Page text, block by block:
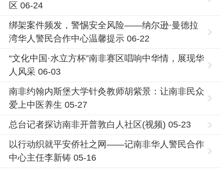
区 06-24
绑架案件频发，警惕安全风险——纳尔逊·曼德拉
湾华人警民合作中心温馨提示 06-22
“文化中国·水立方杯”南非赛区唱响中华情，展现华
人风采 06-03
南非约翰内斯堡大学针灸教师胡紫景：让南非民众
爱上中医养生 05-27
总台记者探访南非开普敦白人社区(视频) 05-23
以行动织就平安侨社之网——记南非华人警民合作
中心主任李新铸 05-16